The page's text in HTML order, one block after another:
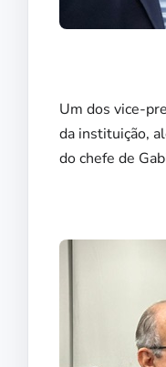
Um dos vice-
da instituição,
do chefe de